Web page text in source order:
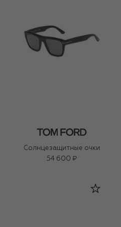
Солнцезащитные очки
54 600 ₽